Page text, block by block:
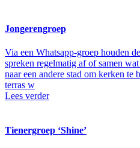
Jongerengroep
Via een Whatsapp-groep houden
spreken regelmatig af of samen
naar een andere stad om kerken te
terras w
Lees verder
Tienergroep ‘Shine’